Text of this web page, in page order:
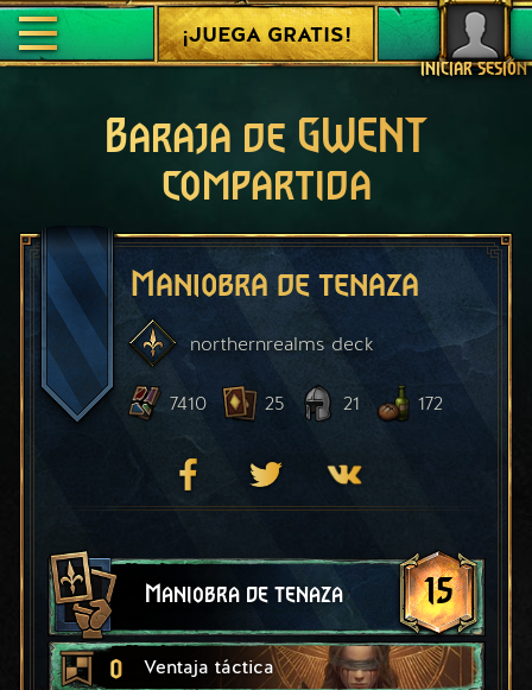
INICIAR SESIÓN
¡JUEGA GRATIS!
Baraja de GWENT
compartida
Maniobra de tenaza
northernrealmsdeck
7410 25 21 172
Maniobra de tenaza 15
0 Ventaja táctica